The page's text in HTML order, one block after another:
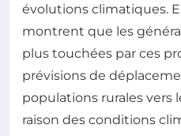
évolutions climatiques.
montrent que les
plus touchées par ces
prévisions de
populations rurales vers
raison des conditions